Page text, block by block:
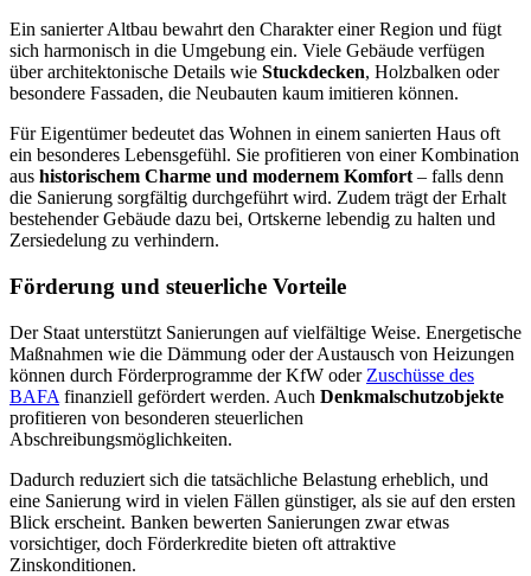
Ein sanierter Altbau bewahrt den Charakter einer Region und fügt
sich harmonisch in die Umgebung ein. Viele Gebäude verfügen
über architektonische Details wie Stuckdecken, Holzbalken oder
besondere Fassaden, die Neubauten kaum imitieren können.
Für Eigentümer bedeutet das Wohnen in einem sanierten Haus oft
ein besonderes Lebensgefühl. Sie profitieren von einer Kombination
aus historischem Charme und modernem Komfort – falls denn
die Sanierung sorgfältig durchgeführt wird. Zudem trägt der Erhalt
bestehender Gebäude dazu bei, Ortskerne lebendig zu halten und
Zersiedelung zu verhindern.
Förderung und steuerliche Vorteile
Der Staat unterstützt Sanierungen auf vielfältige Weise. Energetische
Maßnahmen wie die Dämmung oder der Austausch von Heizungen
können durch Förderprogramme der KfW oder Zuschüsse des
BAFA finanziell gefördert werden. Auch Denkmalschutzobjekte
profitieren von besonderen steuerlichen
Abschreibungsmöglichkeiten.
Dadurch reduziert sich die tatsächliche Belastung erheblich, und
eine Sanierung wird in vielen Fällen günstiger, als sie auf den ersten
Blick erscheint. Banken bewerten Sanierungen zwar etwas
vorsichtiger, doch Förderkredite bieten oft attraktive
Zinskonditionen.